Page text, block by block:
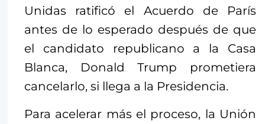
Unidas ratificó el Acuerdo de París
antes de lo esperado después de que
el candidato republicano a la Casa
Blanca, Donald Trump prometiera
cancelarlo, si llega a la Presidencia.
Para acelerar más el proceso, la Unión